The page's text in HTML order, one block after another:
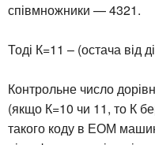
співмножники — 4321.
Тоді К=11 – (остача від
Контрольне число
(якщо К=10 чи 11, то К
такого коду в ЕОМ